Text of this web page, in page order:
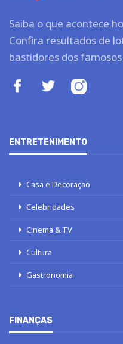
Saiba o que acontece
Confira resultados de
bastidores dos
ENTRETENIMENTO
Casa e Decoração
Celebridades
Cinema & TV
Cultura
Gastronomia
FINANÇAS